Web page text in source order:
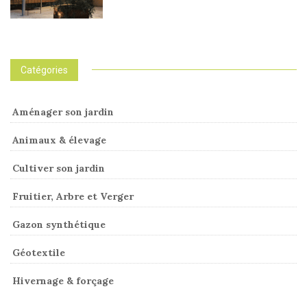
Catégories
Aménager son jardin
Animaux & élevage
Cultiver son jardin
Fruitier, Arbre et Verger
Gazon synthétique
Géotextile
Hivernage & forçage